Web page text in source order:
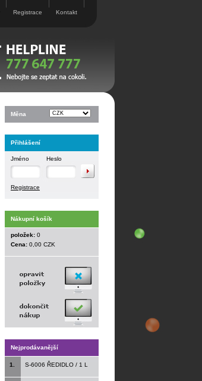
Registrace Kontakt
Měna
Přihlášení
Jméno Heslo
Registrace
Nákupní košík
položek: 0
Cena: 0,00 CZK
Nejprodávanější
1. S-6006 ŘEDIDLO / 1 L